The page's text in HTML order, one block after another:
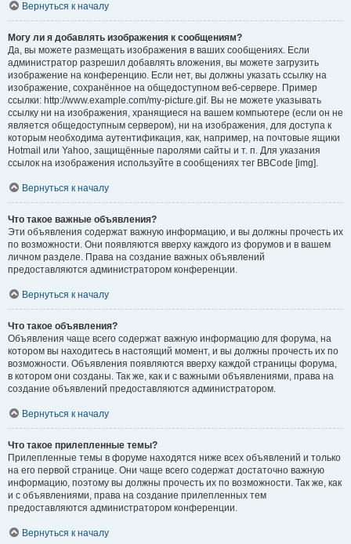
Вернуться к началу
Могу ли я добавлять изображения к сообщениям?
Да, вы можете размещать изображения в ваших сообщениях. Если
администратор разрешил добавлять вложения, вы можете загрузить
изображение на конференцию. Если нет, вы должны указать ссылку на
изображение, сохранённое на общедоступном веб-сервере. Пример
ссылки: http://www.example.com/my-picture.gif. Вы не можете указывать
ссылку ни на изображения, хранящиеся на вашем компьютере (если он не
является общедоступным сервером), ни на изображения, для доступа к
которым необходима аутентификация, как, например, на почтовые ящики
Hotmail или Yahoo, защищённые паролями сайты и т. п. Для указания
ссылок на изображения используйте в сообщениях тег BBCode [img].
Вернуться к началу
Что такое важные объявления?
Эти объявления содержат важную информацию, и вы должны прочесть их
по возможности. Они появляются вверху каждого из форумов и в вашем
личном разделе. Права на создание важных объявлений
предоставляются администратором конференции.
Вернуться к началу
Что такое объявления?
Объявления чаще всего содержат важную информацию для форума, на
котором вы находитесь в настоящий момент, и вы должны прочесть их по
возможности. Объявления появляются вверху каждой страницы форума,
в котором они созданы. Так же, как и с важными объявлениями, права на
создание объявлений предоставляются администратором.
Вернуться к началу
Что такое прилепленные темы?
Прилепленные темы в форуме находятся ниже всех объявлений и только
на его первой странице. Они чаще всего содержат достаточно важную
информацию, поэтому вы должны прочесть их по возможности. Так же, как
и с объявлениями, права на создание прилепленных тем
предоставляются администратором конференции.
Вернуться к началу